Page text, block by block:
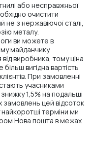
або несправжньої
очистити
не з нержавіючої сталі,
металу.
ви можете в
майданчику
виробника, тому ціна
вигідна вартість
При замовленні
учасниками
1,5% на подальші
замовлень цей відсоток
терміни ми
Нова пошта в межах